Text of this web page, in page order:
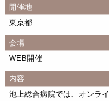
開催地
東京都
会場
WEB開催
内容
池上総合病院では、オンラ